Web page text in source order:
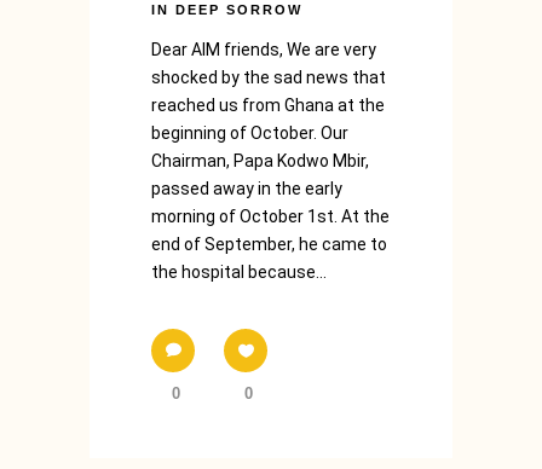
IN DEEP SORROW
Dear AIM friends, We are very
shocked by the sad news that
reached us from Ghana at the
beginning of October. Our
Chairman, Papa Kodwo Mbir,
passed away in the early
morning of October 1st. At the
end of September, he came to
the hospital because...
0 0